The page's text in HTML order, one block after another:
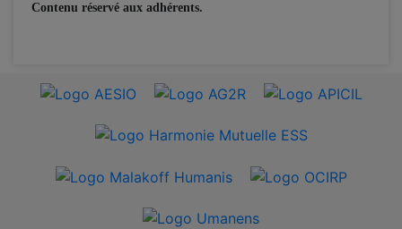
Contenu réservé aux adhérents.